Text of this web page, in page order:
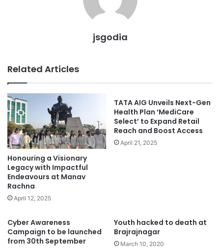
jsgodia
Related Articles
Honouring a Visionary
Legacy with Impactful
Endeavours at Manav
Rachna
April 12, 2025
TATA AIG Unveils Next-Gen
Health Plan ‘MediCare
Select’ to Expand Retail
Reach and Boost Access
April 21, 2025
Cyber Awareness
Campaign to be launched
from 30th September
Youth hacked to death at
Brajrajnagar
March 10, 2020